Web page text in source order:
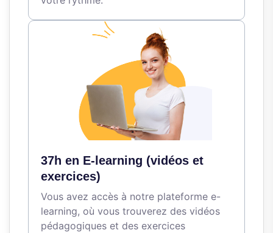
37h en E-learning (vidéos et
exercices)
Vous avez accès à notre plateforme e-
learning, où vous trouverez des vidéos
pédagogiques et des exercices